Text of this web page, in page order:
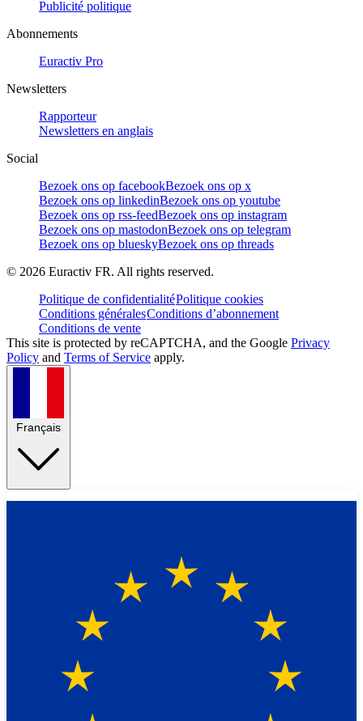
Publicité politique
Abonnements
Euractiv Pro
Newsletters
Rapporteur
Newsletters en anglais
Social
Bezoek ons op facebookBezoek ons op x
Bezoek ons op linkedinBezoek ons op youtube
Bezoek ons op rss-feedBezoek ons op instagram
Bezoek ons op mastodonBezoek ons op telegram
Bezoek ons op blueskyBezoek ons op threads
© 2026 Euractiv FR. All rights reserved.
Politique de confidentialitéPolitique cookies
Conditions généralesConditions d’abonnement
Conditions de vente
This site is protected by reCAPTCHA, and the Google Privacy
Policy and Terms of Service apply.
Français